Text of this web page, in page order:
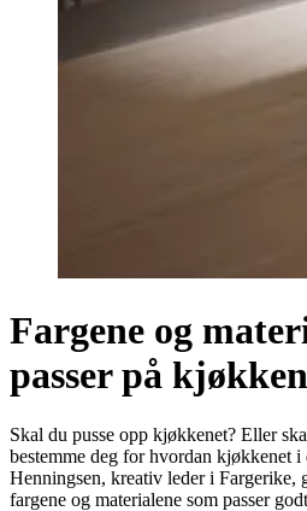
Fargene og
passer på
Skal du pusse opp kjøkkenet? Eller
bestemme deg for hvordan kjøkkenet
Henningsen, kreativ leder i Fargerike,
fargene og materialene som passer